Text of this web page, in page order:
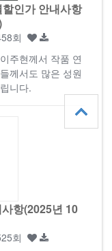
인가 안내사항
회
주현께서 작품 연
께서도 많은 성원
니다.
항(2025년 10
회